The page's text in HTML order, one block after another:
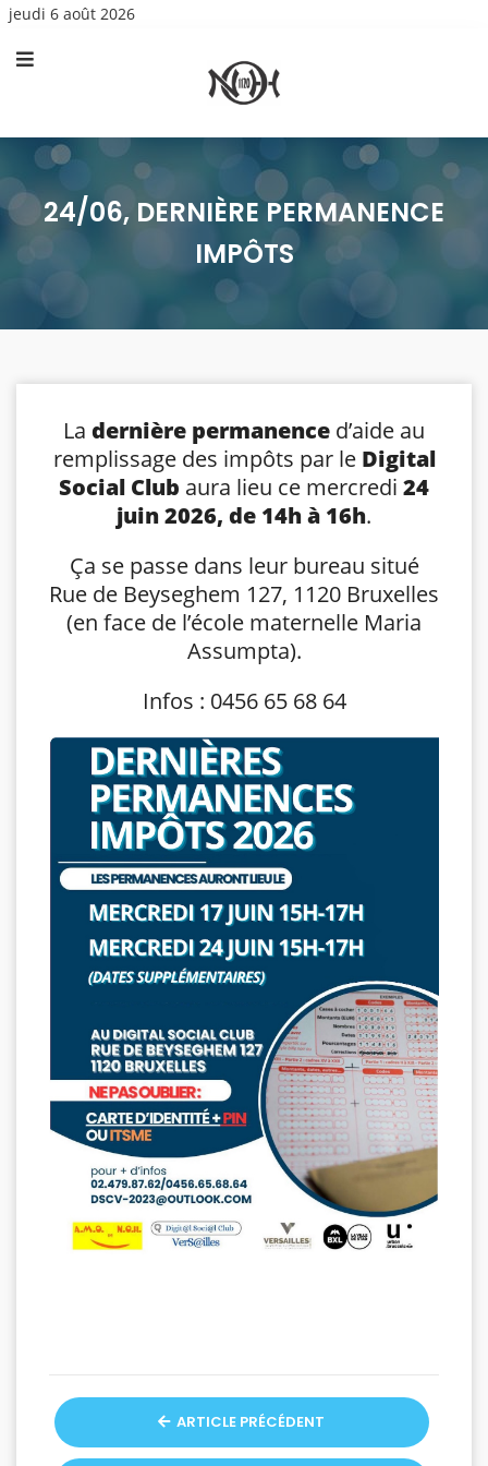
jeudi 6 août 2026
24/06, DERNIÈRE PERMANENCE
IMPÔTS
La dernière permanence d’aide au
remplissage des impôts par le Digital
Social Club aura lieu ce mercredi 24
juin 2026, de 14h à 16h.
Ça se passe dans leur bureau situé
Rue de Beyseghem 127, 1120 Bruxelles
(en face de l’école maternelle Maria
Assumpta).
Infos : 0456 65 68 64
ARTICLE PRÉCÉDENT